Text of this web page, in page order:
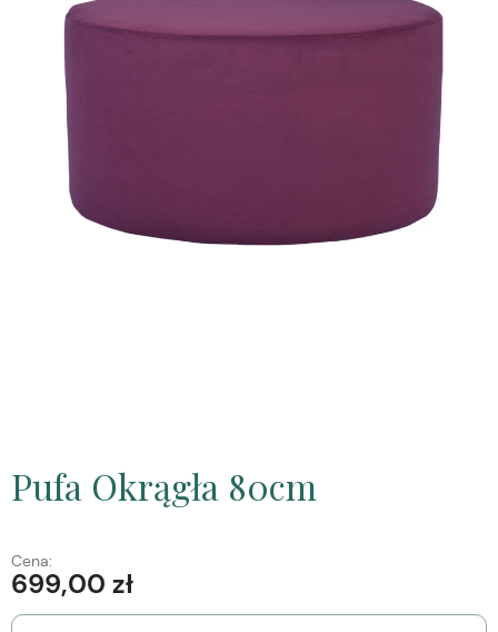
Pufa Okrągła 80cm
Cena:
699,00 zł